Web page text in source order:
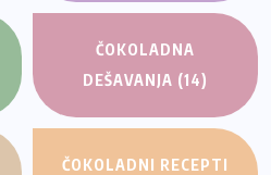
ČOKOLADNA
DEŠAVANJA (14)
ČOKOLADNI RECEPTI